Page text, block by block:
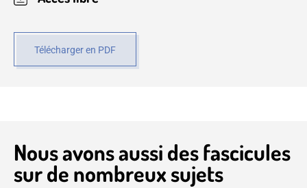
Télécharger en PDF
Nous avons aussi des fascicules
sur de nombreux sujets